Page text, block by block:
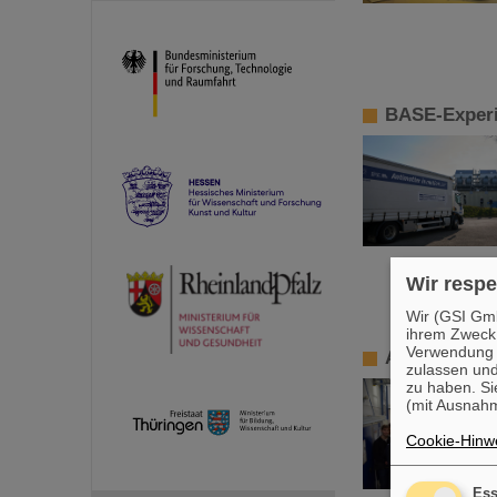
BASE-
ALICE-
Wir
Wir (GSI
ihrem
zulassen
zu haben.
(mit
Cookie-